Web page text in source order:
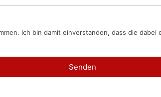
Ich bin damit einverstanden, dass die
Senden